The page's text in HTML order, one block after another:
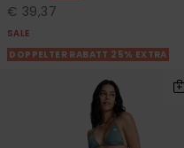
€ 39,37
SALE
DOPPELTER RABATT 25% EXTRA